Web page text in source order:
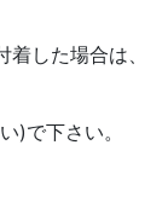
した場合は、
)で下さい。